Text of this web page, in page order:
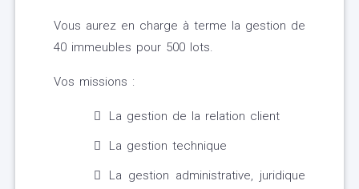
Vous aurez en charge à terme la gestion de
40 immeubles pour 500 lots.
Vos missions :
La gestion de la relation client
La gestion technique
La gestion administrative, juridique